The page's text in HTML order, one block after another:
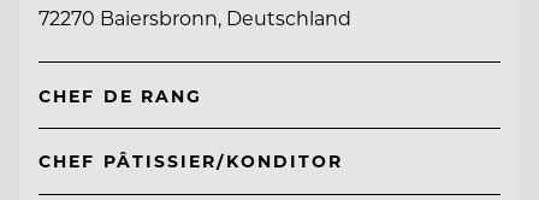
72270 Baiersbronn, Deutschland
CHEF DE RANG
CHEF PÂTISSIER/KONDITOR